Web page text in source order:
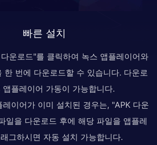
빠른 설치
운로드"를 클릭하여 녹스 앱플레이어와
한 번에 다운로드할 수 있습니다. 다운로
앱플레이어 가동이 가능합니다.
이어가 이미 설치된 경우는, "APK 다운
일을 다운로드 후에 해당 파일을 앱플레
그하시면 자동 설치 가능합니다.